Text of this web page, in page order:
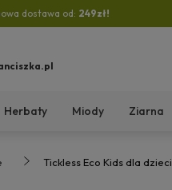
dostawa od: 249zł!
Herbaty Miody Ziarna
Tickless Eco Kids dla dzieci